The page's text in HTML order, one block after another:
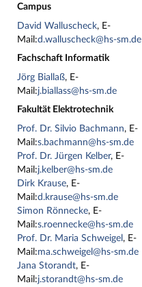
Campus
David Walluscheck, E-
Mail:d.walluscheck@hs-sm.de
Fachschaft Informatik
Jörg Biallaß, E-
Mail:j.biallass@hs-sm.de
Fakultät Elektrotechnik
Prof. Dr. Silvio Bachmann, E-
Mail:s.bachmann@hs-sm.de
Prof. Dr. Jürgen Kelber, E-
Mail:j.kelber@hs-sm.de
Dirk Krause, E-
Mail:d.krause@hs-sm.de
Simon Rönnecke, E-
Mail:s.roennecke@hs-sm.de
Prof. Dr. Maria Schweigel, E-
Mail:ma.schweigel@hs-sm.de
Jana Storandt, E-
Mail:j.storandt@hs-sm.de